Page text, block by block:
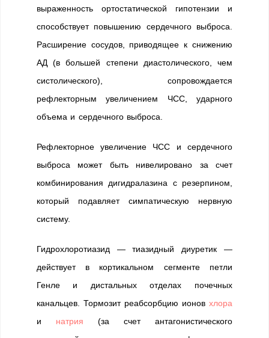
выраженность ортостатической гипотензии и
способствует повышению сердечного выброса.
Расширение сосудов, приводящее к снижению
АД (в большей степени диастолического, чем
систолического), сопровождается
рефлекторным увеличением ЧСС, ударного
объема и сердечного выброса.
Рефлекторное увеличение ЧСС и сердечного
выброса может быть нивелировано за счет
комбинирования дигидралазина с резерпином,
который подавляет симпатическую нервную
систему.
Гидрохлоротиазид — тиазидный диуретик —
действует в кортикальном сегменте петли
Генле и дистальных отделах почечных
канальцев. Тормозит реабсорбцию ионов хлора
и натрия (за счет антагонистического